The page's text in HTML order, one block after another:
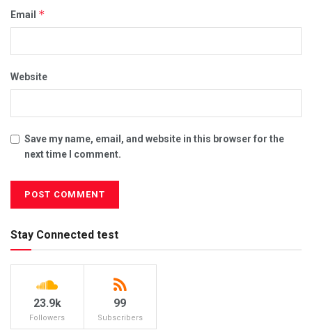
Email *
Website
Save my name, email, and website in this browser for the
next time I comment.
Stay Connected test
23.9k
Followers
99
Subscribers